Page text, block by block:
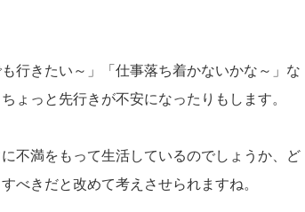
行きたい～」「仕事落ち着かないかな～」な
ょっと先行きが不安になったりもします。
不満をもって生活しているのでしょうか、ど
すべきだと改めて考えさせられますね。